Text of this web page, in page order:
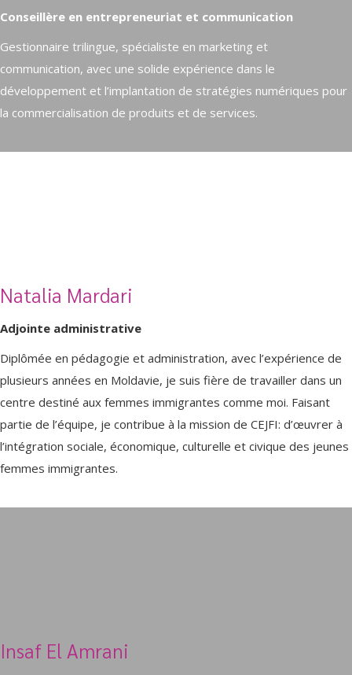
Conseillère en entrepreneuriat et communication
Gestionnaire trilingue, spécialiste en marketing et
communication, avec une solide expérience dans le
développement et l’implantation de stratégies numériques pour
la commercialisation de produits et de services.
Natalia Mardari
Adjointe administrative
Diplômée en pédagogie et administration, avec l’expérience de
plusieurs années en Moldavie, je suis fière de travailler dans un
centre destiné aux femmes immigrantes comme moi. Faisant
partie de l’équipe, je contribue à la mission de CEJFI: d’œuvrer à
l’intégration sociale, économique, culturelle et civique des jeunes
femmes immigrantes.
Insaf El Amrani